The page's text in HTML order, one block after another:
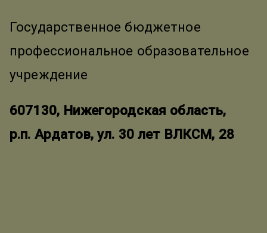
Государственное бюджетное
профессиональное образовательное
учреждение
607130, Нижегородская область,
р.п. Ардатов, ул. 30 лет ВЛКСМ, 28